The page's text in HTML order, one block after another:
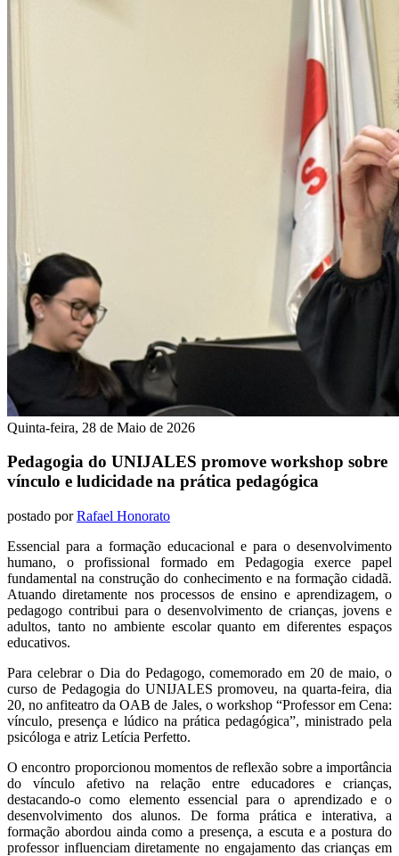
Quinta-feira, 28 de Maio de 2026
Pedagogia do UNIJALES promove workshop sobre
vínculo e ludicidade na prática pedagógica
postado porRafael Honorato
Essencial para a formação educacional e para o desenvolvimento
humano, o profissional formado em Pedagogia exerce papel
fundamental na construção do conhecimento e na formação cidadã.
Atuando diretamente nos processos de ensino e aprendizagem, o
pedagogo contribui para o desenvolvimento de crianças, jovens e
adultos, tanto no ambiente escolar quanto em diferentes espaços
educativos.
Para celebrar o Dia do Pedagogo, comemorado em 20 de maio, o
curso de Pedagogia do UNIJALES promoveu, na quarta-feira, dia
20, no anfiteatro da OAB de Jales, o workshop “Professor em Cena:
vínculo, presença e lúdico na prática pedagógica”, ministrado pela
psicóloga e atriz Letícia Perfetto.
O encontro proporcionou momentos de reflexão sobre a importância
do vínculo afetivo na relação entre educadores e crianças,
destacando-o como elemento essencial para o aprendizado e o
desenvolvimento dos alunos. De forma prática e interativa, a
formação abordou ainda como a presença, a escuta e a postura do
professor influenciam diretamente no engajamento das crianças em